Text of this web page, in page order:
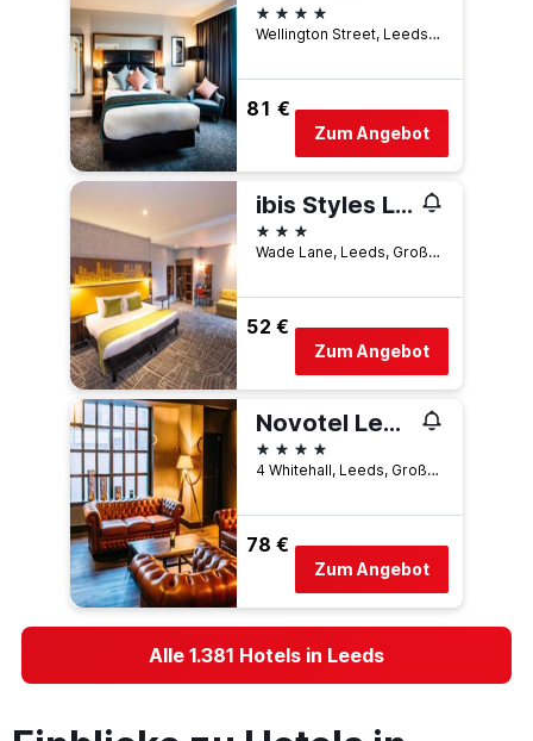
4 Sterne
Wellington Street, Leeds, Großbritannien
81 €
Zum Angebot
ibis Styles Leeds City Centre Arena
3 Sterne
Wade Lane, Leeds, Großbritannien
52 €
Zum Angebot
Novotel Leeds Centre
4 Sterne
4 Whitehall, Leeds, Großbritannien
78 €
Zum Angebot
Alle 1.381 Hotels in Leeds